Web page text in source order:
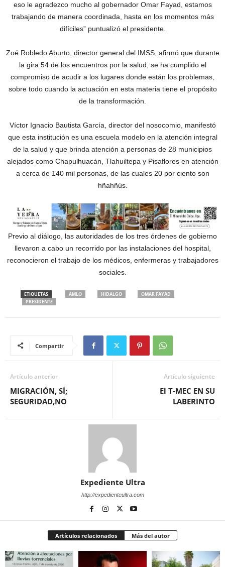
eso le agradezco mucho al gobernador Omar Fayad, estamos
trabajando de manera coordinada, hasta en los momentos más
difíciles” puntualizó el presidente.
Zoé Robledo Aburto, director general del IMSS, afirmó que durante
la gira 54 de los encuentros por la salud, se ha cumplido el
compromiso de acudir a los lugares donde están los problemas,
sobre todo cuando la actuación en esta materia tiene el propósito
de la transformación.
Víctor Ignacio Bautista García, director del nosocomio, manifestó
que esta institución es una escuela modelo en la atención integral
de la salud y que brinda atención a personas de 28 municipios
alejados como Chapulhuacán, Tlahuiltepa y Pisaflores en atención
a cerca de 140 mil personas, de las cuales 20 por ciento son
hñahñús.
Previo al diálogo, las autoridades de los tres órdenes de gobierno
llevaron a cabo un recorrido por las instalaciones del hospital,
reconocieron el trabajo de los médicos, enfermeras y trabajadores
sociales.
ETIQUETAS AMLO HIDALGO
OMAR FAYAD
PRESIDENTE
Compartir
Artículo anterior
MIGRACIÓN, SÍ;
SEGURIDAD,NO
Artículo siguiente
El T-MEC EN SU
LABERINTO
Expediente Ultra
http://expedienteultra.com
Artículos relacionados Más del autor